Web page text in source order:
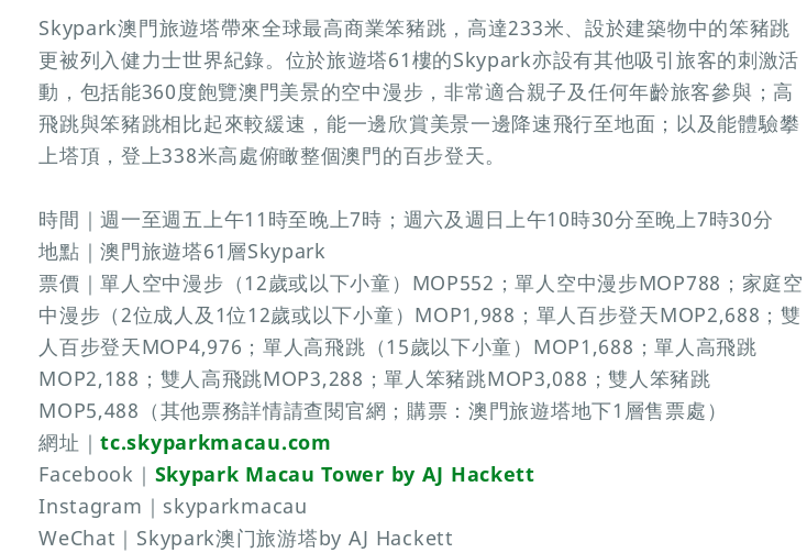
Skypark澳門旅遊塔帶來全球最高商業笨豬跳，高達233米、設於建築物中的笨豬跳
更被列入健力士世界紀錄。位於旅遊塔61樓的Skypark亦設有其他吸引旅客的刺激活
動，包括能360度飽覽澳門美景的空中漫步，非常適合親子及任何年齡旅客參與；高
飛跳與笨豬跳相比起來較緩速，能一邊欣賞美景一邊降速飛行至地面；以及能體驗攀
上塔頂，登上338米高處俯瞰整個澳門的百步登天。
時間｜週一至週五上午11時至晚上7時；週六及週日上午10時30分至晚上7時30分
地點｜澳門旅遊塔61層Skypark
票價｜單人空中漫步（12歲或以下小童）MOP552；單人空中漫步MOP788；家庭空
中漫步（2位成人及1位12歲或以下小童）MOP1,988；單人百步登天MOP2,688；雙
人百步登天MOP4,976；單人高飛跳（15歲以下小童）MOP1,688；單人高飛跳
MOP2,188；雙人高飛跳MOP3,288；單人笨豬跳MOP3,088；雙人笨豬跳
MOP5,488（其他票務詳情請查閱官網；購票：澳門旅遊塔地下1層售票處）
網址｜tc.skyparkmacau.com
Facebook｜ Skypark Macau Tower by AJ Hackett
Instagram｜skyparkmacau
WeChat｜Skypark澳门旅游塔by AJ Hackett